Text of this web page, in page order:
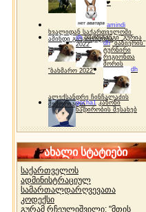
ტურნირი ❤
amindi
ხვალიდან საქართველოში
ამინდი გაუარესდება
dh სპორტინგი "გურია
2022"
dh "ბაზიერის"
ტურნირი
რეგიონთა
შორის
"ბახმარო 2022"
dh
ალექსანდრე ჩინჩალაძის
მემორიალიgocha1 კანონი
ნადირობის შესახებ
ახალი სტატიები
საქართველოს
ადმინისტრაციულ
სამართალდარღვევათა
კოდექსი
გურამ რჩეულიშვილი: "მთის